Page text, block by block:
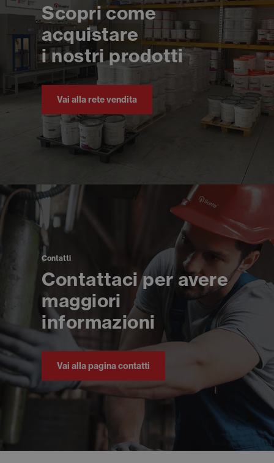
Scopri come
acquistare
i nostri prodotti
Vai alla rete vendita
Contatti
Contattaci per avere
maggiori
informazioni
Vai alla pagina contatti